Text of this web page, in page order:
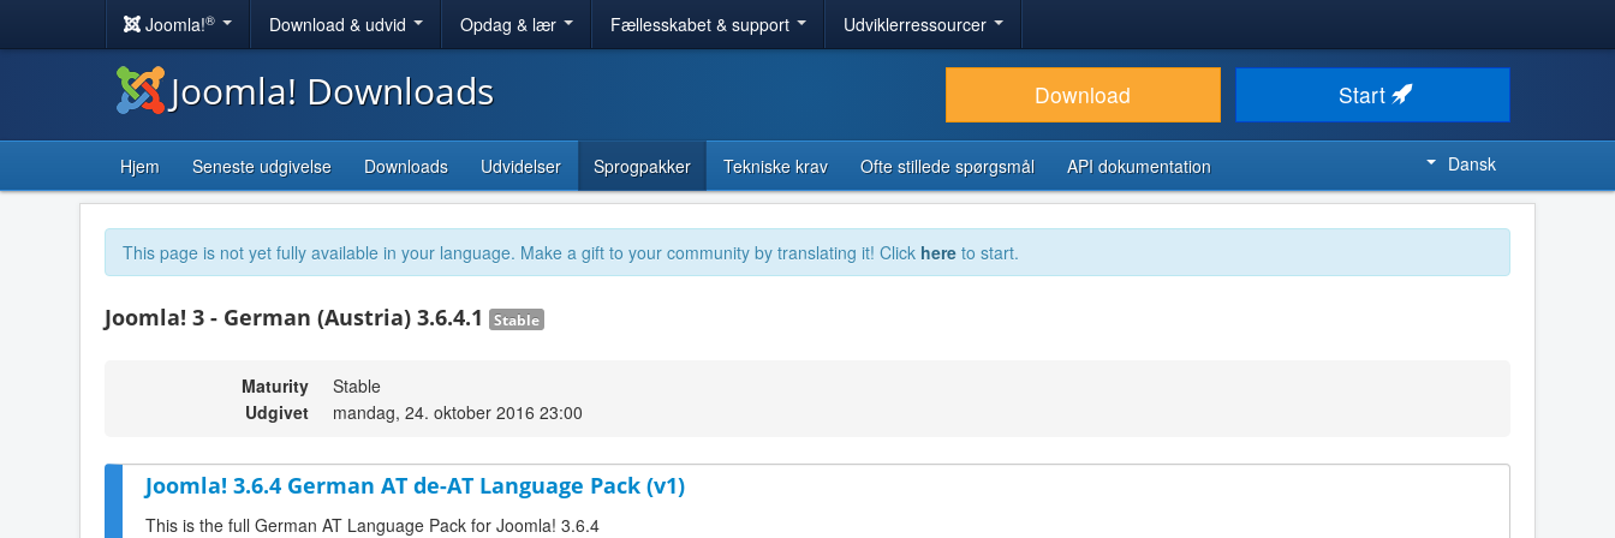
Joomla!® Download & udvid Opdag & lær Fællesskabet & support Udviklerressourcer
Joomla! Downloads Download Start
Hjem Seneste udgivelse Downloads Udvidelser Sprogpakker Tekniske krav Ofte stillede spørgsmål API dokumentation Dansk
This page is not yet fully available in your language. Make a gift to your community by translating it! Click here to start.
Joomla! 3 - German (Austria) 3.6.4.1 Stable
Maturity
Stable
Udgivet
mandag, 24. oktober 2016 23:00
Joomla! 3.6.4 German AT de-AT Language Pack (v1)
This is the full German AT Language Pack for Joomla! 3.6.4